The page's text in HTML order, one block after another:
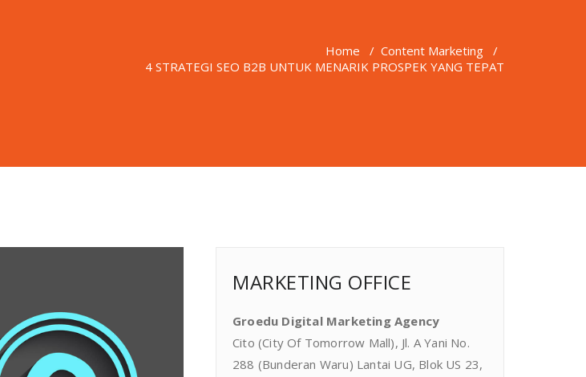
Home / Content Marketing /
4 STRATEGI SEO B2B UNTUK MENARIK PROSPEK YANG TEPAT
MARKETING OFFICE
Groedu Digital Marketing Agency
Cito (City Of Tomorrow Mall), Jl. A Yani No.
288 (Bunderan Waru) Lantai UG, Blok US 23,